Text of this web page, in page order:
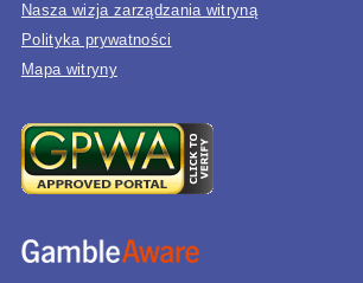
Nasza wizja zarządzania witryną
Polityka prywatności
Mapa witryny